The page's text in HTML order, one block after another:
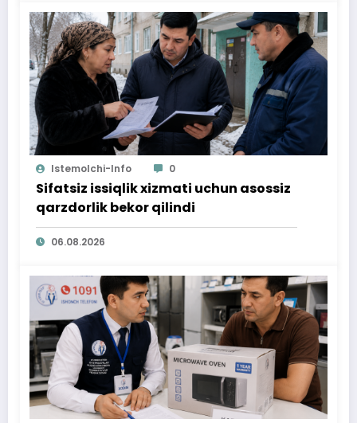
Istemolchi-Info 0
Sifatsiz issiqlik xizmati uchun asossiz
qarzdorlik bekor qilindi
06.08.2026